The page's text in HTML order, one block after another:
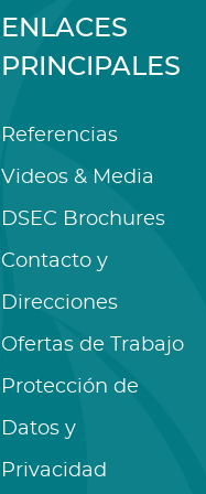
ENLACES
PRINCIPALES
Referencias
Videos & Media
DSEC Brochures
Contacto y
Direcciones
Ofertas de Trabajo
Protección de
Datos y
Privacidad